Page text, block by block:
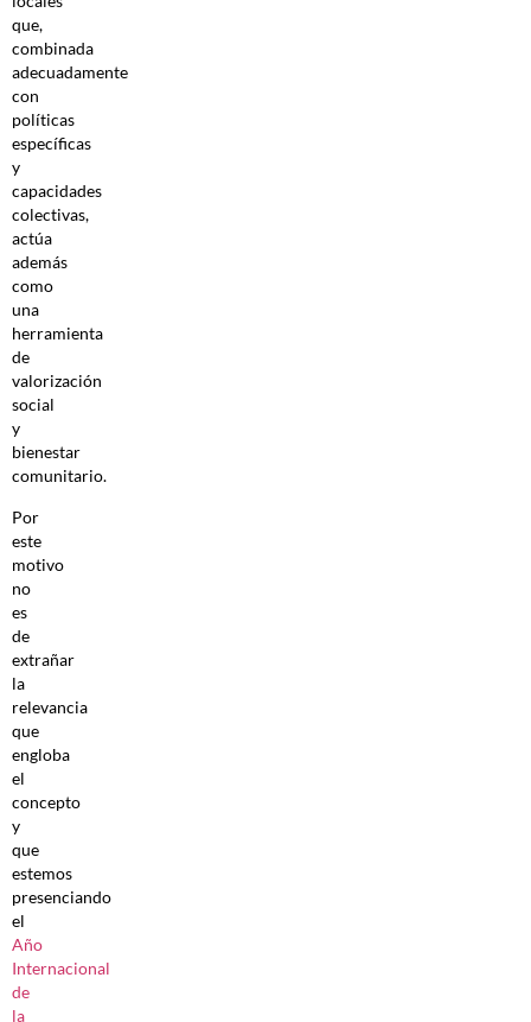
que,
combinada
adecuadamente
con
políticas
específicas
y
capacidades
colectivas,
actúa
además
como
una
herramienta
de
valorización
social
y
bienestar
comunitario.
Por
este
motivo
no
es
de
extrañar
la
relevancia
que
engloba
el
concepto
y
que
estemos
presenciando
el
Año
Internacional
de
la